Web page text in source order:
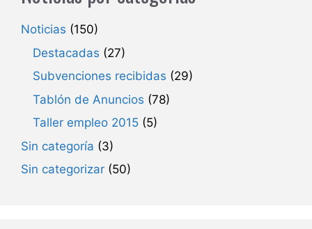
Noticias (150)
Destacadas (27)
Subvenciones recibidas (29)
Tablón de Anuncios (78)
Taller empleo 2015 (5)
Sin categoría (3)
Sin categorizar (50)